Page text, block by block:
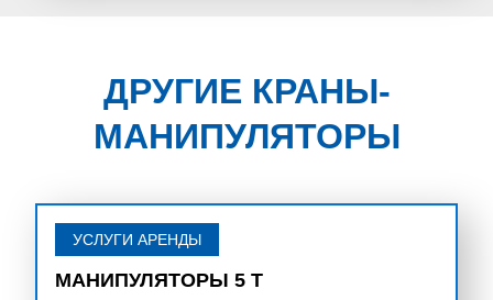
ДРУГИЕ КРАНЫ-
МАНИПУЛЯТОРЫ
УСЛУГИ АРЕНДЫ
МАНИПУЛЯТОРЫ 5 Т